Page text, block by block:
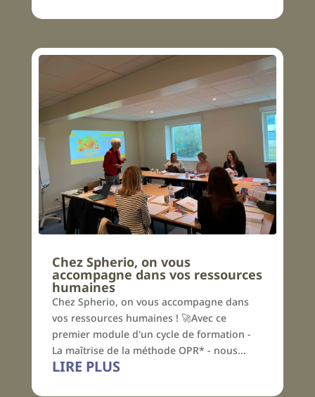
Chez Spherio, on vous
accompagne dans vos ressources
humaines
Chez Spherio, on vous accompagne dans
vos ressources humaines ! 🚀Avec ce
premier module d'un cycle de formation -
La maîtrise de la méthode OPR* - nous...
LIRE PLUS